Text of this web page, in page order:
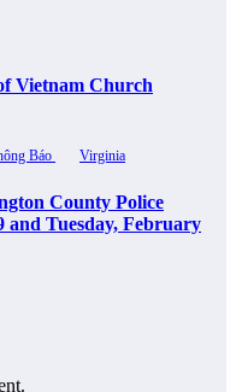
Vietnam Church
Báo Virginia
County Police
Tuesday, February